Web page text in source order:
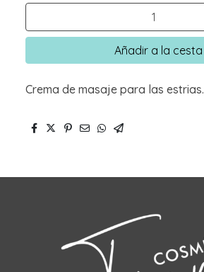
Añadir a la cesta
Crema de masaje para las estrias.